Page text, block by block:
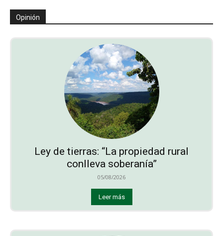
Opinión
Ley de tierras: “La propiedad rural
conlleva soberanía”
05/08/2026
Leer más